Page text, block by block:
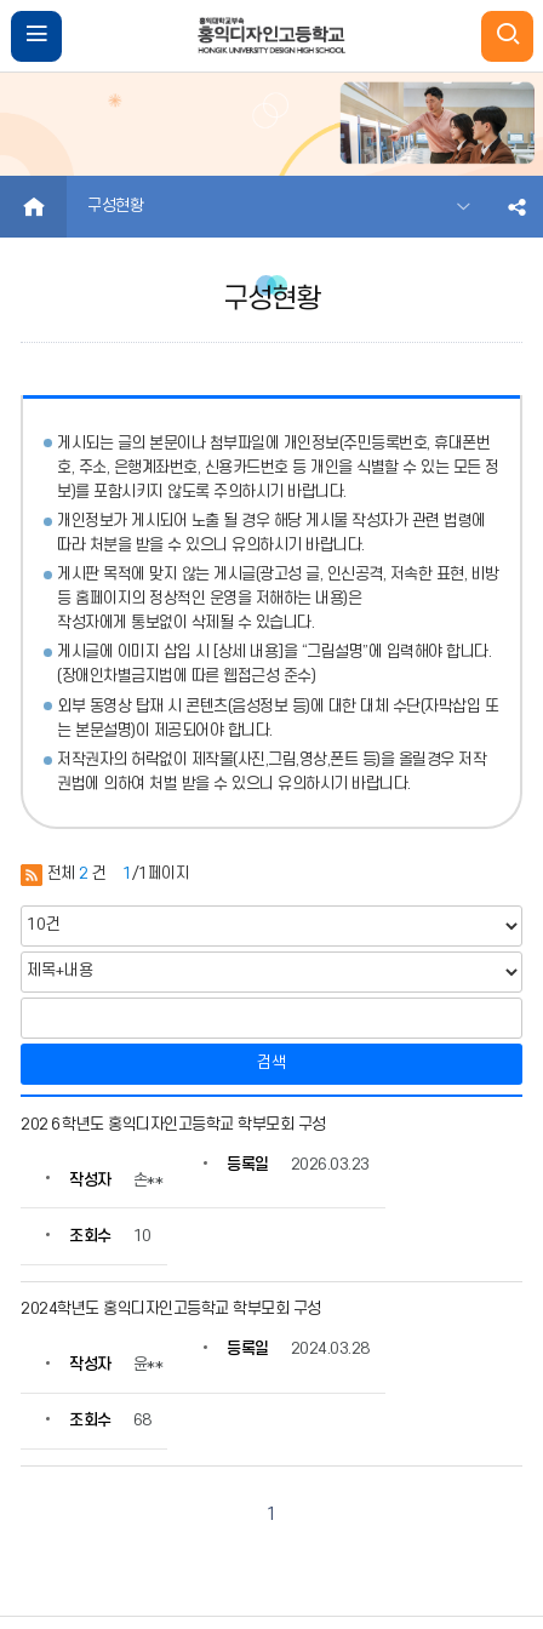
HOME 구성현황
구성현황
게시되는 글의 본문이나 첨부파일에
개인정보(주민등록번호, 휴대폰번
호, 주소, 은행계좌번호, 신용카드번호 등 개인을 식별할 수 있는 모든 정
보)를 포함시키지 않도록 주의하시기 바랍니다.
개인정보가 게시되어 노출 될 경우 해당 게시물 작성자가 관련 법령에
따라 처분을 받을 수 있으니 유의하시기 바랍니다.
게시판 목적에 맞지 않는 게시글(광고성 글, 인신공격, 저속한 표현, 비방
등 홈페이지의 정상적인 운영을 저해하는 내용)은
작성자에게 통보없이 삭제될 수 있습니다.
게시글에 이미지 삽입 시 [상세 내용]을 “그림설명”에 입력해야 합니다.
(장애인차별금지법에 따른 웹접근성 준수)
외부 동영상 탑재 시 콘텐츠(음성정보 등)에 대한 대체 수단(자막삽입 또
는 본문설명)이 제공되어야 합니다.
저작권자의 허락없이 제작물(사진,그림,영상,폰트 등)을 올릴경우 저작
권법에 의하여 처벌 받을 수 있으니 유의하시기 바랍니다.
전체 2 건 1 /1페이지
검색
성
의
물
번
자,
정
202６학년도 홍익디자인고등학교 학부모회 구성
작성자 손**
등록일 2026.03.23
조회수 10
2024학년도 홍익디자인고등학교 학부모회 구성
작성자 윤**
등록일 2024.03.28
조회수 68
1